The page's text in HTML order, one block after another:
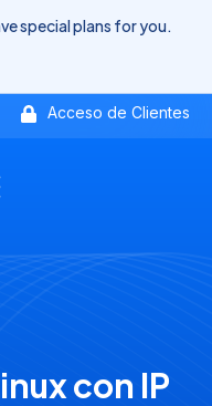
Acceso de Clientes
special plans for you.
con IP